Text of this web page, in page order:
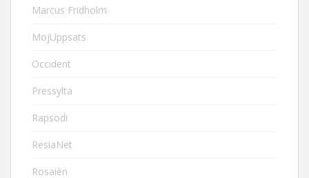
Marcus Fridholm
MojUppsats
Occident
Pressylta
Rapsodi
ResiaNet
Rosaièn